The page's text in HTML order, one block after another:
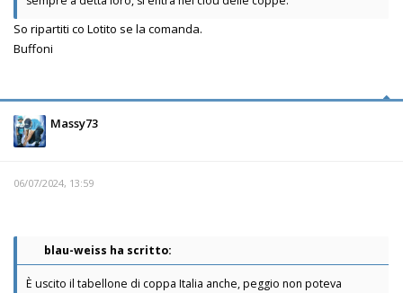
So ripartiti co Lotito se la comanda.
Buffoni
Massy73
06/07/2024, 13:59
blau-weiss ha scritto:
È uscito il tabellone di coppa Italia anche, peggio non poteva